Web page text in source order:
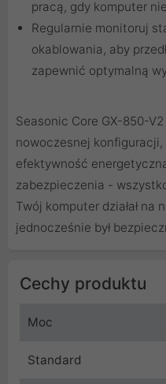
pracą, gdy komputer
Regularnie monitoruj
okablowania, aby
zapewnić optymalną
Seasonic Core GX-850-
nowoczesnej
efektywność
zabezpieczenia -
Twój komputer działał na
jednocześnie był
Cechy produktu
Moc
Standard